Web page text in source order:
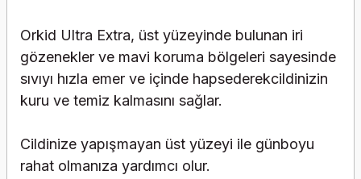
Orkid Ultra Extra, üst yüzeyinde bulunan iri
gözenekler ve mavi koruma bölgeleri sayesinde
sıvıyı hızla emer ve içinde hapsederekcildinizin
kuru ve temiz kalmasını sağlar.
Cildinize yapışmayan üst yüzeyi ile günboyu
rahat olmanıza yardımcı olur.